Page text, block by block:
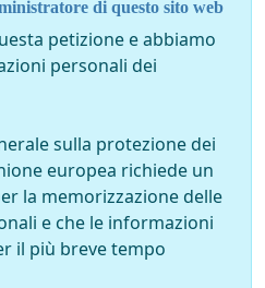
di questo sito web
petizione e abbiamo
personali dei
sulla protezione dei
europea richiede un
la memorizzazione delle
e che le informazioni
il più breve tempo